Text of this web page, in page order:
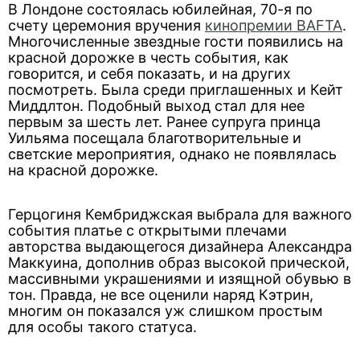
В Лондоне состоялась юбилейная, 70-я по
счету церемония вручения кинопремии BAFTA.
Многочисленные звездные гости появились на
красной дорожке в честь события, как
говорится, и себя показать, и на других
посмотреть. Была среди приглашенных и Кейт
Миддлтон. Подобный выход стал для нее
первым за шесть лет. Ранее супруга принца
Уильяма посещала благотворительные и
светские мероприятия, однако не появлялась
на красной дорожке.
Герцогиня Кембриджская выбрала для важного
события платье с открытыми плечами
авторства выдающегося дизайнера Александра
Маккуина, дополнив образ высокой прической,
массивными украшениями и изящной обувью в
тон. Правда, не все оценили наряд Кэтрин,
многим он показался уж слишком простым
для особы такого статуса.